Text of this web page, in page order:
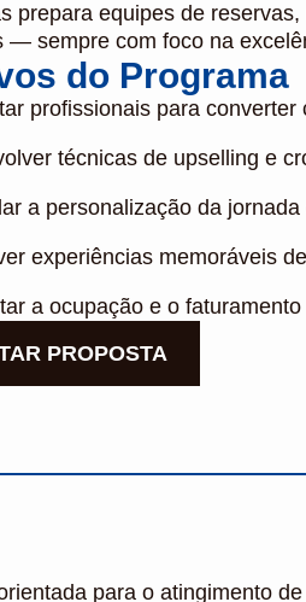
prepara equipes de
— sempre com foco na
do Programa
profissionais para
técnicas de upselling e
a personalização da jornada
experiências memoráveis
a ocupação e o
PROPOSTA
para o atingimento